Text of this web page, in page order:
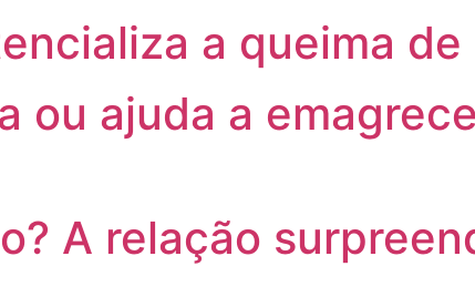
a queima de
ou ajuda a
A relação